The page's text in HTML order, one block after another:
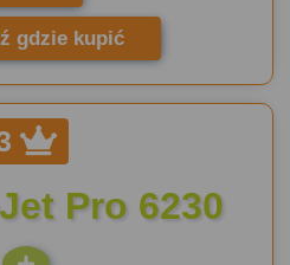
gdzie kupić
Pro 6230